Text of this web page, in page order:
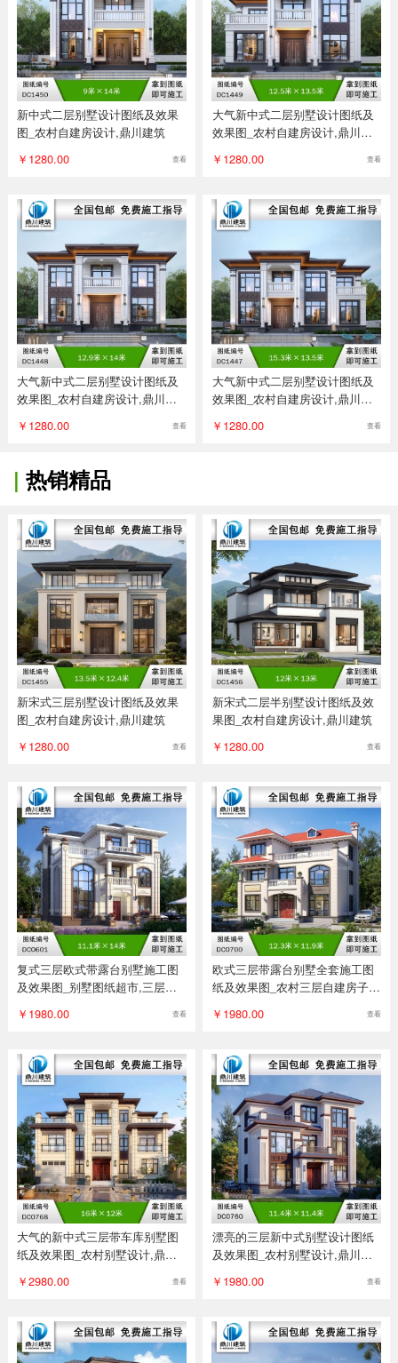
新中式二层别墅设计图纸及效果
图_农村自建房设计,鼎川建筑
￥1280.00
查看
大气新中式二层别墅设计图纸及
效果图_农村自建房设计,鼎川建
￥1280.00 查看
大气新中式二层别墅设计图纸及
效果图_农村自建房设计,鼎川建
￥1280.00 查看
大气新中式二层别墅设计图纸及
效果图_农村自建房设计,鼎川建
￥1280.00 查看
| 热销精品
新宋式三层别墅设计图纸及效果
图_农村自建房设计,鼎川建筑
￥1280.00
查看
新宋式二层半别墅设计图纸及效
果图_农村自建房设计,鼎川建筑
￥1280.00
查看
复式三层欧式带露台别墅施工图
及效果图_别墅图纸超市,三层欧
￥1980.00 查看
欧式三层带露台别墅全套施工图
纸及效果图_农村三层自建房子设
￥1980.00 查看
大气的新中式三层带车库别墅图
纸及效果图_农村别墅设计,鼎川
￥2980.00 查看
漂亮的三层新中式别墅设计图纸
及效果图_农村别墅设计,鼎川建
￥1980.00 查看